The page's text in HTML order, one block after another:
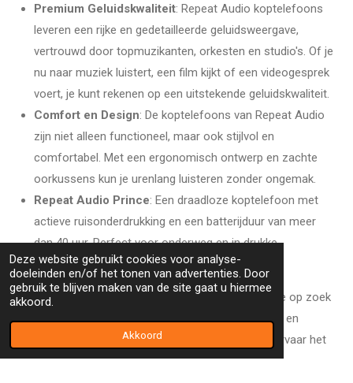
Deze website gebruikt cookies voor analyse-
doeleinden en/of het tonen van advertenties. Door
gebruik te blijven maken van de site gaat u hiermee
akkoord.
Akkoord
Premium Geluidskwaliteit: Repeat Audio koptelefoons
leveren een rijke en gedetailleerde geluidsweergave,
vertrouwd door topmuzikanten, orkesten en studio's. Of je
nu naar muziek luistert, een film kijkt of een videogesprek
voert, je kunt rekenen op een uitstekende geluidskwaliteit.
Comfort en Design: De koptelefoons van Repeat Audio
zijn niet alleen functioneel, maar ook stijlvol en
comfortabel. Met een ergonomisch ontwerp en zachte
oorkussens kun je urenlang luisteren zonder ongemak.
Repeat Audio Prince: Een draadloze koptelefoon met
actieve ruisonderdrukking en een batterijduur van meer
dan 40 uur. Perfect voor onderweg en in drukke
omgevingen.
Repeat Audio is de perfecte keuze voor iedereen die op zoek
is naar een combinatie van duurzaamheid, innovatie en
superieure geluidskwaliteit. Ontdek de collectie en ervaar het
verschil dat Repeat Audio kan maken.